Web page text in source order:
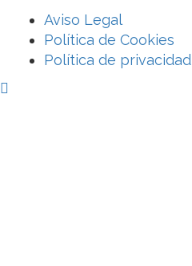
Aviso Legal
Política de Cookies
Política de privacidad